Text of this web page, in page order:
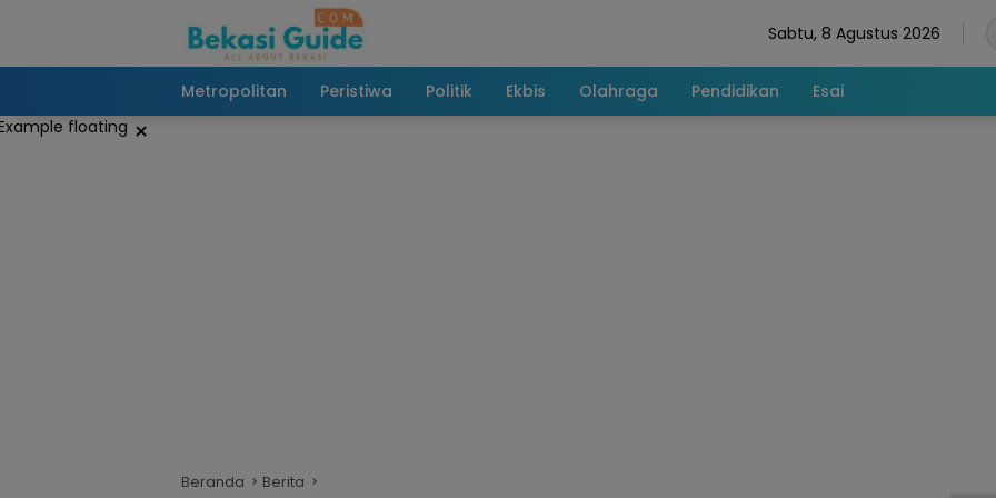
Sabtu, 8 Agustus 2026
Metropolitan Peristiwa Politik Ekbis Olahraga Pendidikan Esai
×
Beranda Berita